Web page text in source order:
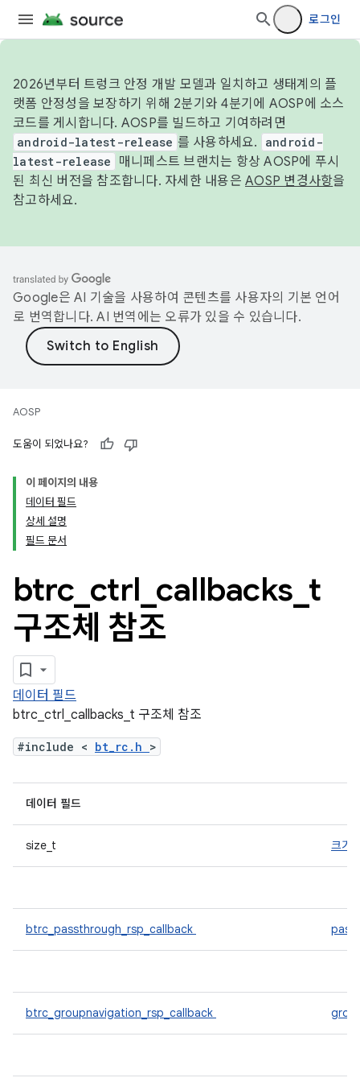
로그인
2026년부터 트렁크 안정 개발 모델과 일치하고 생태계의 플
랫폼 안정성을 보장하기 위해 2분기와 4분기에 AOSP에 소스
코드를 게시합니다. AOSP를 빌드하고 기여하려면
android-latest-release 를 사용하세요.
android-
latest-release
매니페스트 브랜치는 항상 AOSP에 푸시
된 최신 버전을 참조합니다. 자세한 내용은 AOSP 변경사항을
참고하세요.
Google은 AI 기술을 사용하여 콘텐츠를 사용자의 기본 언어
로 번역합니다. AI 번역에는 오류가 있을 수 있습니다.
AOSP
도움이 되었나요?
이 페이지의 내용
데이터 필드
상세 설명
필드 문서
btrc ctrl callbacks t
구조체 참조
데이터 필드
btrc_ctrl_callbacks_t 구조체 참조
#include < bt_rc.h >
데이터 필드
size_t 크기
btrc_passthrough_rsp_callback
btrc_groupnavigation_rsp_callback